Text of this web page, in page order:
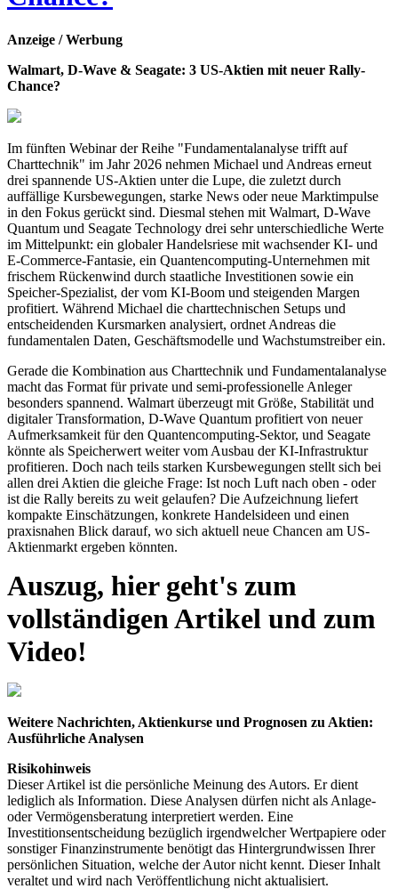
Anzeige / Werbung
Walmart, D-Wave & Seagate: 3 US-Aktien mit neuer Rally-
Chance?
Im fünften Webinar der Reihe "Fundamentalanalyse trifft auf
Charttechnik" im Jahr 2026 nehmen Michael und Andreas erneut
drei spannende US-Aktien unter die Lupe, die zuletzt durch
auffällige Kursbewegungen, starke News oder neue Marktimpulse
in den Fokus gerückt sind. Diesmal stehen mit Walmart, D-Wave
Quantum und Seagate Technology drei sehr unterschiedliche Werte
im Mittelpunkt: ein globaler Handelsriese mit wachsender KI- und
E-Commerce-Fantasie, ein Quantencomputing-Unternehmen mit
frischem Rückenwind durch staatliche Investitionen sowie ein
Speicher-Spezialist, der vom KI-Boom und steigenden Margen
profitiert. Während Michael die charttechnischen Setups und
entscheidenden Kursmarken analysiert, ordnet Andreas die
fundamentalen Daten, Geschäftsmodelle und Wachstumstreiber ein.
Gerade die Kombination aus Charttechnik und Fundamentalanalyse
macht das Format für private und semi-professionelle Anleger
besonders spannend. Walmart überzeugt mit Größe, Stabilität und
digitaler Transformation, D-Wave Quantum profitiert von neuer
Aufmerksamkeit für den Quantencomputing-Sektor, und Seagate
könnte als Speicherwert weiter vom Ausbau der KI-Infrastruktur
profitieren. Doch nach teils starken Kursbewegungen stellt sich bei
allen drei Aktien die gleiche Frage: Ist noch Luft nach oben - oder
ist die Rally bereits zu weit gelaufen? Die Aufzeichnung liefert
kompakte Einschätzungen, konkrete Handelsideen und einen
praxisnahen Blick darauf, wo sich aktuell neue Chancen am US-
Aktienmarkt ergeben könnten.
Auszug, hier geht's zum
vollständigen Artikel und zum
Video!
Weitere Nachrichten, Aktienkurse und Prognosen zu Aktien:
Ausführliche Analysen
Risikohinweis
Dieser Artikel ist die persönliche Meinung des Autors. Er dient
lediglich als Information. Diese Analysen dürfen nicht als Anlage-
oder Vermögensberatung interpretiert werden. Eine
Investitionsentscheidung bezüglich irgendwelcher Wertpapiere oder
sonstiger Finanzinstrumente benötigt das Hintergrundwissen Ihrer
persönlichen Situation, welche der Autor nicht kennt. Dieser Inhalt
veraltet und wird nach Veröffentlichung nicht aktualisiert.